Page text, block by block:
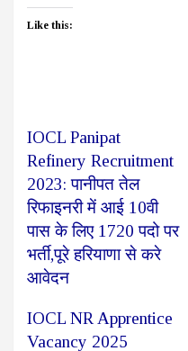
Like this:
IOCL Panipat
Refinery Recruitment
2023: पानीपत तेल
रिफाइनरी में आई 10वी
पास के लिए 1720 पदो पर
भर्ती,पूरे हरियाणा से करे
आवेदन
IOCL NR Apprentice
Vacancy 2025